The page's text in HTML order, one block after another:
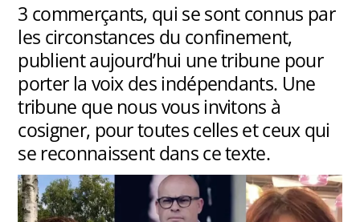
3 commerçants, qui se sont connus par
les circonstances du confinement,
publient aujourd’hui une tribune pour
porter la voix des indépendants. Une
tribune que nous vous invitons à
cosigner, pour toutes celles et ceux qui
se reconnaissent dans ce texte.